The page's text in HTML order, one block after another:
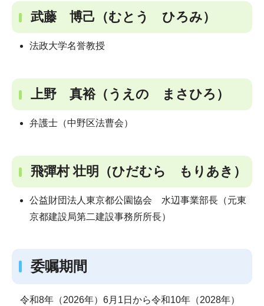
武藤 博己（むとう ひろみ）
法政大学名誉教授
上野 真裕（うえの まさひろ）
弁護士（中野区法曹会）
飛彈村 壮明（ひだむら もりあき）
公益財団法人東京都公園協会 水辺事業部長（元東
京都建設局第二建設事務所所長）
委嘱期間
令和8年（2026年）6月1日から令和10年（2028年）